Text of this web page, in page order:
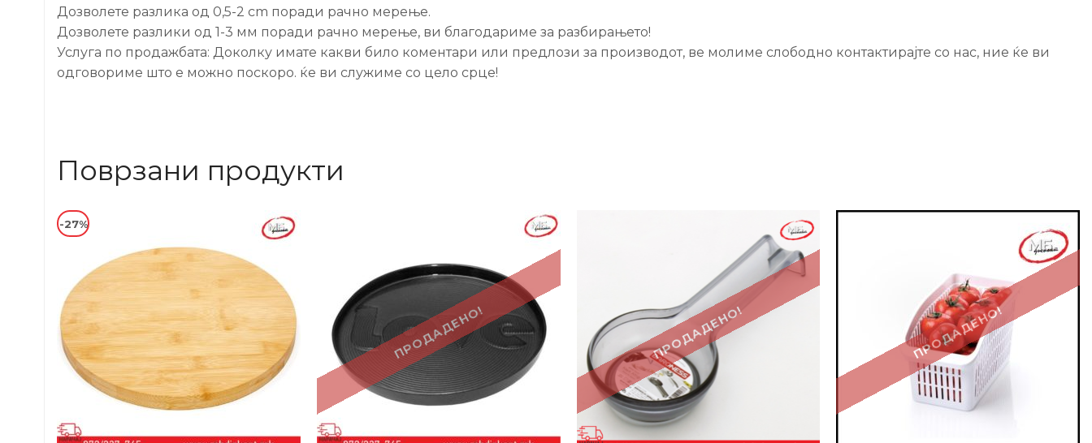
Дозволете разлика од 0,5-2 cm поради рачно мерење.
Дозволете разлики од 1-3 мм поради рачно мерење, ви благодариме за разбирањето!
Услуга по продажбата: Доколку имате какви било коментари или предлози за производот, ве молиме слободно контактирајте со нас, ние ќе ви
одговориме што е можно поскоро. ќе ви служиме со цело срце!
Поврзани продукти
-27%
ПРОДАДЕНО! ПРОДАДЕНО! ПРОДАДЕНО!